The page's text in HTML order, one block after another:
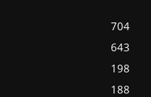
704
643
198
188